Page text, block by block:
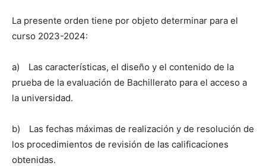
La presente orden tiene por objeto determinar para el
curso 2023-2024:
a) Las características, el diseño y el contenido de la
prueba de la evaluación de Bachillerato para el acceso a
la universidad.
b) Las fechas máximas de realización y de resolución de
los procedimientos de revisión de las calificaciones
obtenidas.